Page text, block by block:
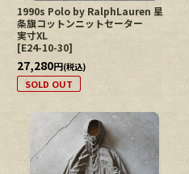
1990s Polo by RalphLauren 星
条旗コットンニットセーター
実寸XL
[E24-10-30]
27,280円(税込)
SOLD OUT